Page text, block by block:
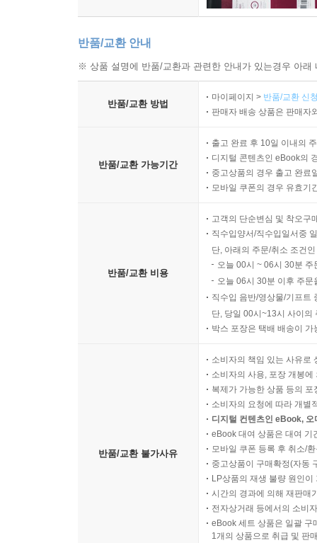
반품/교환 안내
※ 상품 설명에 반품/교환과 관련한 안내가 있는경우 아
반품/교환 방법
마이페이지 > 반품/교환 신
판매자 배송 상품은 판매자
반품/교환 가능기간
출고 완료 후 10일 이내의
디지털 콘텐츠인 eBook의
중고상품의 경우 출고 완료
모바일 쿠폰의 경우 유효기
반품/교환 비용
고객의 단순변심 및 착오구
직수입양서/직수입일서중
단, 아래의 주문/취소 조건
오늘 00시 ~ 06시 30분
오늘 06시 30분 이후 주
직수입 음반/영상물/기프트
단, 당일 00시~13시 사이의
박스 포장은 택배 배송이
반품/교환 불가사유
소비자의 책임 있는 사유로
소비자의 사용, 포장 개봉
복제가 가능한 상품 등의
소비자의 요청에 따라 개별
디지털 컨텐츠인 eBook,
eBook 대여 상품은 대여 기
모바일 쿠폰 등록 후 취소/
중고상품이 구매확정(자동
LP상품의 재생 불량 원인
시간의 경과에 의해 재판매
전자상거래 등에서의 소비
eBook 세트 상품은 일괄 구
1개의 상품으로 취급 및 판